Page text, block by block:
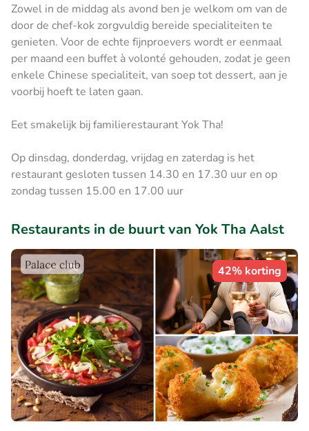
Zowel in de middag als avond ben je welkom om van de
door de chef-kok zorgvuldig bereide specialiteiten te
genieten. Voor de echte fijnproevers wordt er eenmaal
per maand een buffet à volonté gehouden, zodat je geen
enkele Chinese specialiteit, van soep tot dessert, aan je
voorbij hoeft te laten gaan.
Eet smakelijk bij familierestaurant Yok Tha!
Op dinsdag, donderdag, vrijdag en zaterdag is het
restaurant gesloten tussen 14.30 en 17.30 uur en op
zondag tussen 15.00 en 17.00 uur
Restaurants in de buurt van Yok Tha Aalst
42% korting